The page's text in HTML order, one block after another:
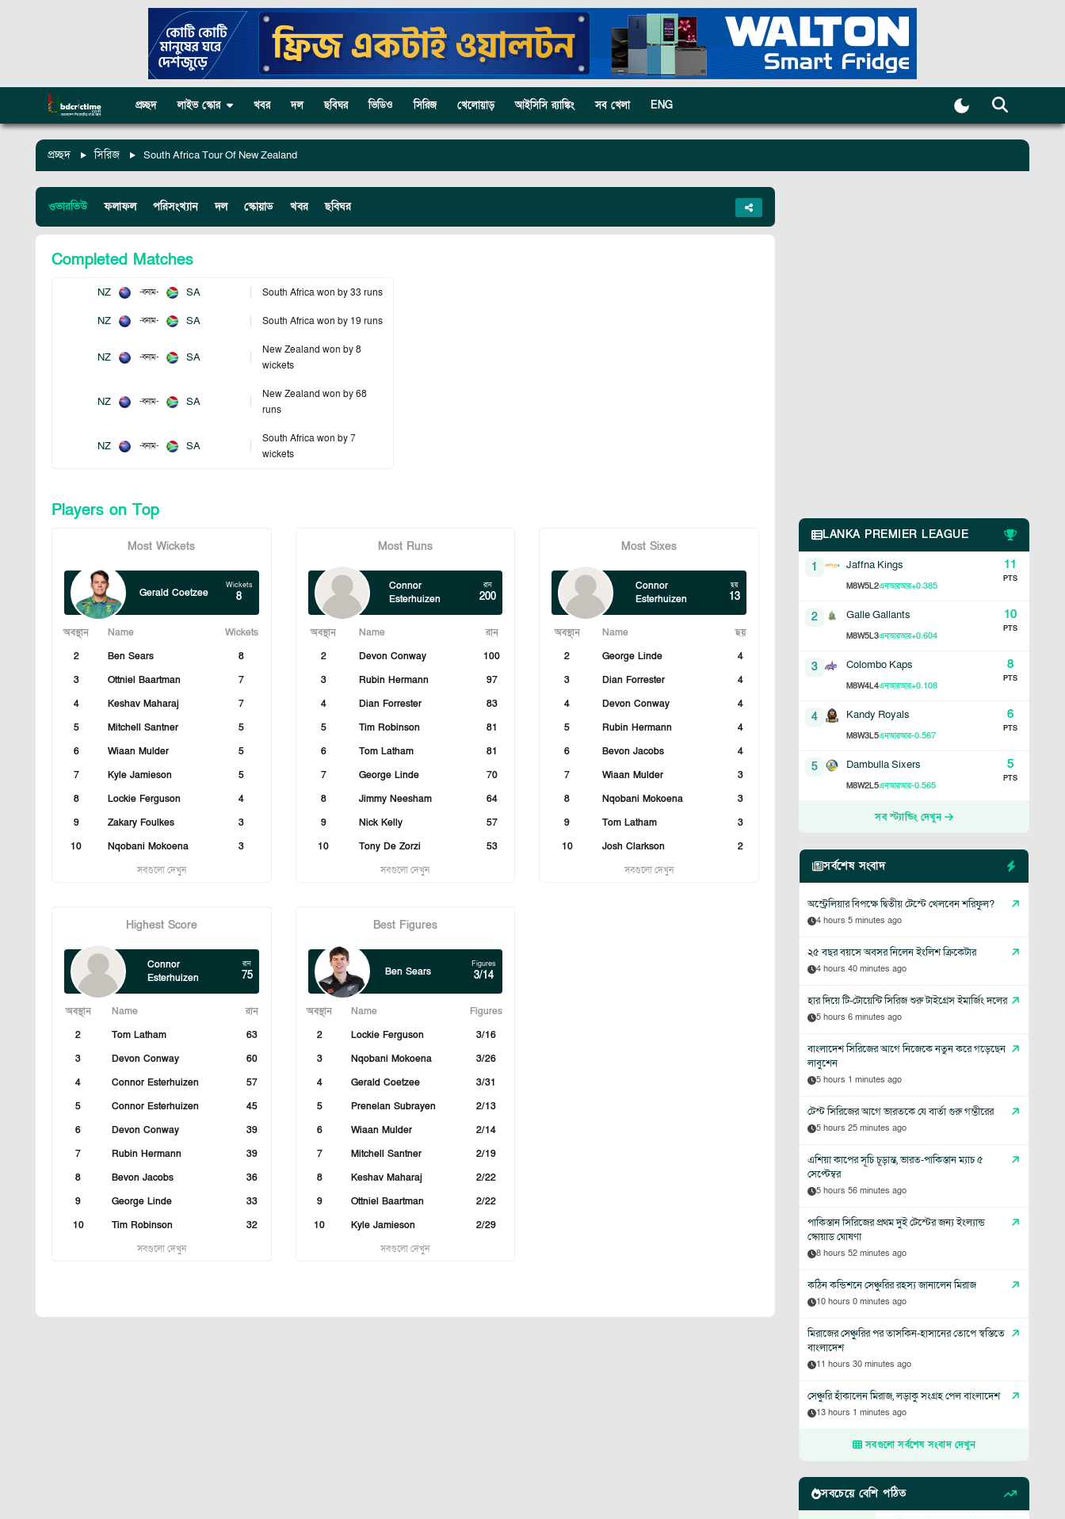
প্রচ্ছদ লাইভ স্কোর খবর দল ছবিঘর ভিডিও সিরিজ খেলোয়াড় আইসিসি র‍্যাঙ্কিং সব খেলা ENG
প্রচ্ছদ সিরিজ South Africa Tour Of New Zealand
ওভারভিউ ফলাফল পরিসংখ্যান দল স্কোয়াড খবর ছবিঘর
Completed Matches
NZ -বনাম- SA South Africa won by 33 runs
NZ -বনাম- SA South Africa won by 19 runs
NZ -বনাম- SA
New Zealand won by 8
wickets
NZ -বনাম- SA
New Zealand won by 68
runs
NZ -বনাম- SA
South Africa won by 7
wickets
Players on Top
Most Wickets
Gerald Coetzee
Wickets
8
অবস্থান Name
Wickets
2
Ben Sears
8
3
Ottniel Baartman
7
4
Keshav Maharaj
7
5
Mitchell Santner
5
6
Wiaan Mulder
5
7
Kyle Jamieson
5
8
Lockie Ferguson
4
9
Zakary Foulkes
3
10
Nqobani Mokoena
3
সবগুলো দেখুন
Most Runs
Connor
Esterhuizen
রান
200
অবস্থান Name
রান
2
Devon Conway
100
3
Rubin Hermann
97
4
Dian Forrester
83
5
Tim Robinson
81
6
Tom Latham
81
7
George Linde
70
8
Jimmy Neesham
64
9
Nick Kelly
57
10
Tony De Zorzi
53
সবগুলো দেখুন
Most Sixes
Connor
Esterhuizen
ছয়
13
অবস্থান Name
ছয়
2
George Linde
4
3
Dian Forrester
4
4
Devon Conway
4
5
Rubin Hermann
4
6
Bevon Jacobs
4
7
Wiaan Mulder
3
8
Nqobani Mokoena
3
9
Tom Latham
3
10
Josh Clarkson
2
সবগুলো দেখুন
Highest Score
Connor
Esterhuizen
রান
75
অবস্থান Name
রান
2
Tom Latham
63
3
Devon Conway
60
4
Connor Esterhuizen
57
5
Connor Esterhuizen
45
6
Devon Conway
39
7
Rubin Hermann
39
8
Bevon Jacobs
36
9
George Linde
33
10
Tim Robinson
32
সবগুলো দেখুন
Best Figures
Ben Sears
Figures
3/14
অবস্থান Name
Figures
2
Lockie Ferguson
3/16
3
Nqobani Mokoena
3/26
4
Gerald Coetzee
3/31
5
Prenelan Subrayen
2/13
6
Wiaan Mulder
2/14
7
Mitchell Santner
2/19
8
Keshav Maharaj
2/22
9
Ottniel Baartman
2/22
10
Kyle Jamieson
2/29
সবগুলো দেখুন
LANKA PREMIER LEAGUE
1 Jaffna Kings
M8W5L2এনআরআর+0.385
11
PTS
2 Galle Gallants
M8W5L3এনআরআর+0.604
10
PTS
3 Colombo Kaps
M8W4L4এনআরআর+0.108
8
PTS
4 Kandy Royals
M8W3L5এনআরআর-0.567
6
PTS
5 Dambulla Sixers
M8W2L5এনআরআর-0.565
5
PTS
সব স্ট্যান্ডিং দেখুন
সর্বশেষ সংবাদ
অস্ট্রেলিয়ার বিপক্ষে দ্বিতীয় টেস্টে খেলবেন শরিফুল?
4 hours 5 minutes ago
২৫ বছর বয়সে অবসর নিলেন ইংলিশ ক্রিকেটার
4 hours 40 minutes ago
হার দিয়ে টি-টোয়েন্টি সিরিজ শুরু টাইগ্রেস ইমার্জিং দলের
5 hours 6 minutes ago
বাংলাদেশ সিরিজের আগে নিজেকে নতুন করে গড়েছেন
লাবুশেন
5 hours 1 minutes ago
টেস্ট সিরিজের আগে ভারতকে যে বার্তা গুরু গম্ভীরের
5 hours 25 minutes ago
এশিয়া কাপের সূচি চূড়ান্ত, ভারত-পাকিস্তান ম্যাচ ৫
সেপ্টেম্বর
5 hours 56 minutes ago
পাকিস্তান সিরিজের প্রথম দুই টেস্টের জন্য ইংল্যান্ড
স্কোয়াড ঘোষণা
8 hours 52 minutes ago
কঠিন কন্ডিশনে সেঞ্চুরির রহস্য জানালেন মিরাজ
10 hours 0 minutes ago
মিরাজের সেঞ্চুরির পর তাসকিন-হাসানের তোপে স্বস্তিতে
বাংলাদেশ
11 hours 30 minutes ago
সেঞ্চুরি হাঁকালেন মিরাজ, লড়াকু সংগ্রহ পেল বাংলাদেশ
13 hours 1 minutes ago
সবগুলো সর্বশেষ সংবাদ দেখুন
সবচেয়ে বেশি পঠিত